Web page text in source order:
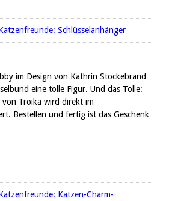
im Design von Kathrin Stockebrand
eine tolle Figur. Und das Tolle:
von Troika wird direkt im
Bestellen und fertig ist das Geschenk